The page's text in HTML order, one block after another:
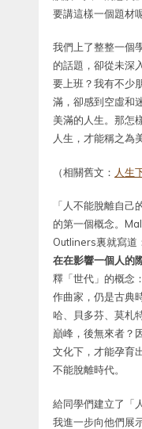
要講這樣一個題材
我們上了整整一個
的話題，卻從未深
要上班？我有不少
滿，卻感到空虛和
美滿的人生。那怎
人生，才能稱之為
（相關舊文： 人生
「人不能脫離自
的第一個概念。
Outliners裏就寫道
在在影響一個人的
釋「世代」的概念
作曲家，仍是古典
哈、貝多芬、莫札
巔峰，後無來者？
文化下，才能孕育
不能脫離時代。
給同學們建立了「
我進一步向他們展